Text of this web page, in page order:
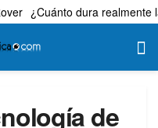
¿Cuánto dura realmente
de